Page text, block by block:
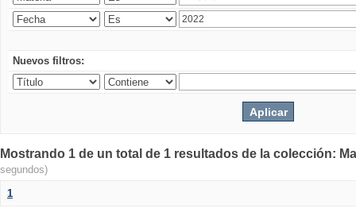
Nuevos filtros:
Mostrando 1 de un total de 1 resultados de la colección:
segundos)
1